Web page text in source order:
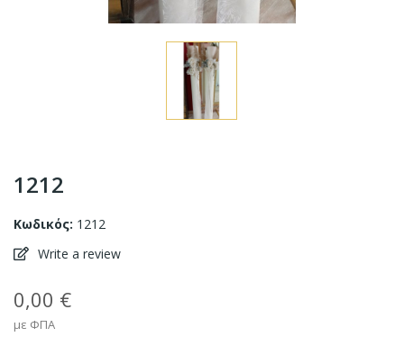
1212
Κωδικός: 1212
Write a review
0,00 €
με ΦΠΑ